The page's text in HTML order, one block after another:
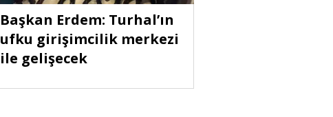
Başkan Erdem: Turhal’ın
ufku girişimcilik merkezi
ile gelişecek